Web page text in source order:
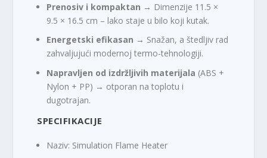
Prenosiv i kompaktan → Dimenzije 11.5 ×
9.5 × 16.5 cm – lako staje u bilo koji kutak.
Energetski efikasan → Snažan, a štedljiv rad
zahvaljujući modernoj termo-tehnologiji.
Napravljen od izdržljivih materijala (ABS +
Nylon + PP) → otporan na toplotu i
dugotrajan.
SPECIFIKACIJE
Naziv: Simulation Flame Heater